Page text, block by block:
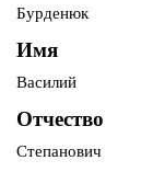
Бурденюк
Имя
Василий
Отчество
Степанович